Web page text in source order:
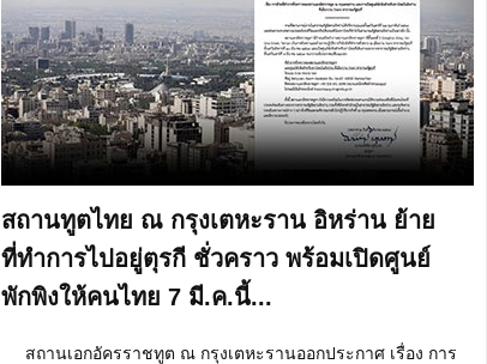
สถานทูตไทย ณ กรุงเตหะราน อิหร่าน ย้าย
ที่ทำการไปอยู่ตุรกี ชั่วคราว พร้อมเปิดศูนย์
พักพิงให้คนไทย 7 มี.ค.นี้...
สถานเอกอัครราชทูต ณ กรุงเตหะรานออกประกาศ เรื่อง การ